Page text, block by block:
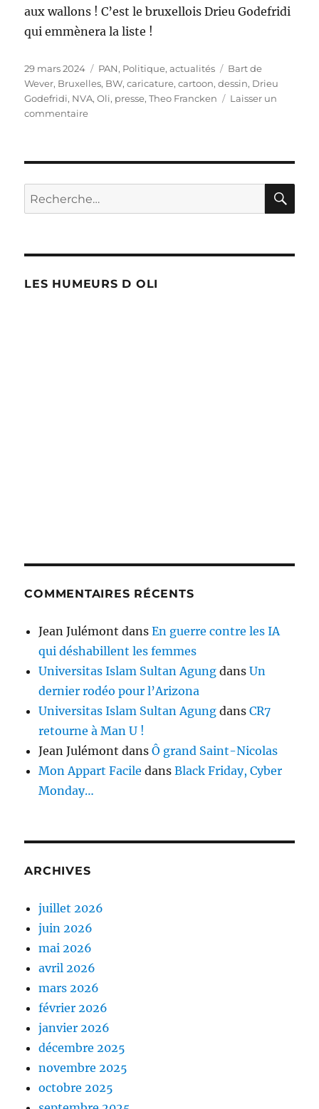
aux wallons ! C’est le bruxellois Drieu Godefridi
qui emmènera la liste !
Publié
le
29 mars 2024 Catégories
PAN, Politique, actualités Étiquettes
Bart de
Wever, Bruxelles, BW,caricature,cartoon,dessin, Drieu
Godefridi, NVA,Oli, presse,Theo Francken
Laisser un
commentairesur
Wallonie
!
Recherche
pour :
LES HUMEURS D OLI
COMMENTAIRES RÉCENTS
Jean Julémont dansEn guerre contre les IA
qui déshabillent les femmes
Universitas Islam Sultan Agung dansUn
dernier rodéo pour l’Arizona
Universitas Islam Sultan Agung dansCR7
retourne à Man U !
Jean Julémont dansÔ grand Saint-Nicolas
Mon Appart Facile dansBlack Friday, Cyber
Monday…
ARCHIVES
juillet 2026
juin 2026
mai 2026
avril 2026
mars 2026
février 2026
janvier 2026
décembre 2025
novembre 2025
octobre 2025